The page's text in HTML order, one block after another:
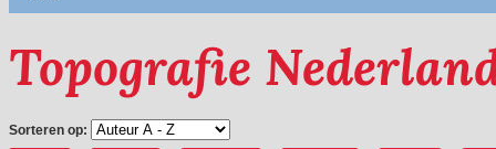
Topografie
Sorteren op: